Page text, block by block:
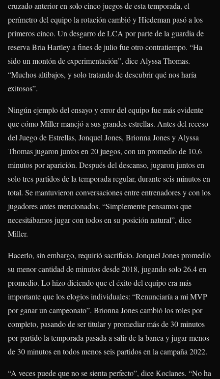
cruzado anterior en solo cinco juegos de esta temporada, el
perímetro del equipo la rotación cambió y Hiedeman pasó a los
primeros cinco. Un desgarro de LCA por parte de la guardia de
reserva Bria Hartley a fines de julio fue otro contratiempo. “Ha
sido un montón de experimentación”, dice Alyssa Thomas.
“Muchos altibajos, y solo tratando de descubrir qué nos haría
exitosos”.
Ningún ejemplo del ensayo y error del equipo fue más evidente
que cómo Miller manejó a sus grandes estrellas. Antes del receso
del Juego de Estrellas, Jonquel Jones, Brionna Jones y Alyssa
Thomas jugaron juntos en 20 juegos, con un promedio de 10,6
minutos por aparición. Después del descanso, jugaron juntos en
solo tres partidos de la temporada regular, durante seis minutos en
total. Se mantuvieron conversaciones entre entrenadores y con los
jugadores antes mencionados. “Simplemente pensamos que
necesitábamos jugar con todos en su posición natural”, dice
Miller.
Hacerlo, sin embargo, requirió sacrificio. Jonquel Jones promedió
su menor cantidad de minutos desde 2018, jugando solo 26.4 en
promedio. Lo hizo diciendo que el éxito del equipo era más
importante que los elogios individuales: “Renunciaría a mi MVP
por ganar un campeonato”. Brionna Jones cambió los roles por
completo, pasando de ser titular y promediar más de 30 minutos
por partido la temporada pasada a salir de la banca y jugar menos
de 30 minutos en todos menos seis partidos en la campaña 2022.
“A veces puede que no se sienta perfecto”, dice Koclanes. “No ha